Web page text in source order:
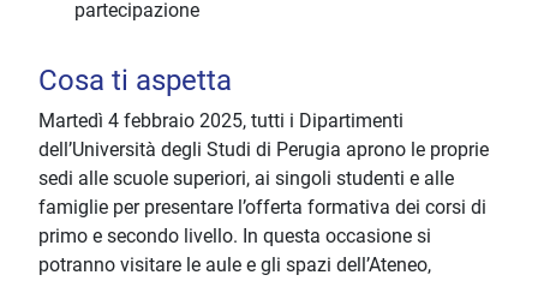
partecipazione
Cosa ti aspetta
Martedì 4 febbraio 2025, tutti i Dipartimenti
dell’Università degli Studi di Perugia aprono le proprie
sedi alle scuole superiori, ai singoli studenti e alle
famiglie per presentare l’offerta formativa dei corsi di
primo e secondo livello. In questa occasione si
potranno visitare le aule e gli spazi dell’Ateneo,